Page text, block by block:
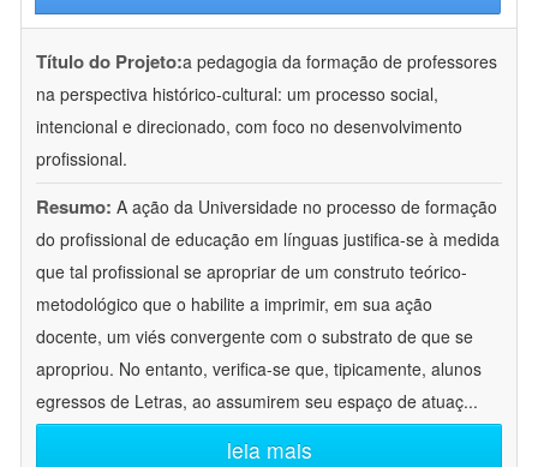
Título do Projeto:a pedagogia da formação de professores
na perspectiva histórico-cultural: um processo social,
intencional e direcionado, com foco no desenvolvimento
profissional.
Resumo: A ação da Universidade no processo de formação
do profissional de educação em línguas justifica-se à medida
que tal profissional se apropriar de um construto teórico-
metodológico que o habilite a imprimir, em sua ação
docente, um viés convergente com o substrato de que se
apropriou. No entanto, verifica-se que, tipicamente, alunos
egressos de Letras, ao assumirem seu espaço de atuaç...
leia mais